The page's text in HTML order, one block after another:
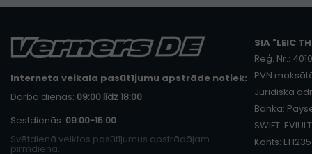
Interneta veikala pasūtījumu apstrāde notiek:
Darba dienās: 09:00 līdz 18:00
Sestdienās: 09:00-15:00
Svētdienā veiktos pasūtījumus apstrādājam
pirmdienā.
SIA "LEIC
Reģ. Nr.:
PVN
Juridiskā
Banka:
SWIFT:
Konts: